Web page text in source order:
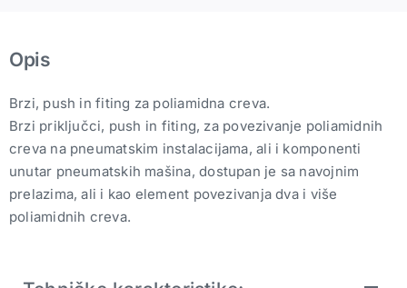
Opis
Brzi, push in fiting za poliamidna creva.
Brzi priključci, push in fiting, za povezivanje poliamidnih
creva na pneumatskim instalacijama, ali i komponenti
unutar pneumatskih mašina, dostupan je sa navojnim
prelazima, ali i kao element povezivanja dva i više
poliamidnih creva.